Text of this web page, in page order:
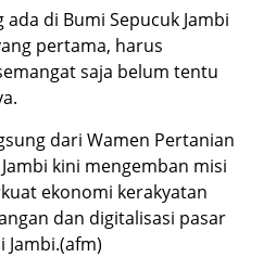
di Bumi Sepucuk Jambi
pertama, harus
saja belum tentu
dari Wamen Pertanian
kini mengemban misi
ekonomi kerakyatan
dan digitalisasi pasar